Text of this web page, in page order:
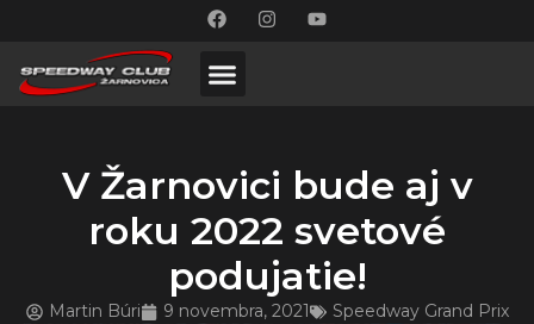
V Žarnovici bude aj v
roku 2022 svetové
podujatie!
Martin Búri 9 novembra, 2021 Speedway Grand Prix